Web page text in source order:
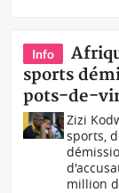
Info
sports
pots-de-
Zizi
sports,
million